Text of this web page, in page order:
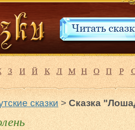
З И Й К Л М Н О П Р
сказки>Сказка